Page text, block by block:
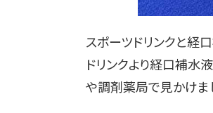
スポーツドリンクと経
ドリンクより経口補水
や調剤薬局で見かけま